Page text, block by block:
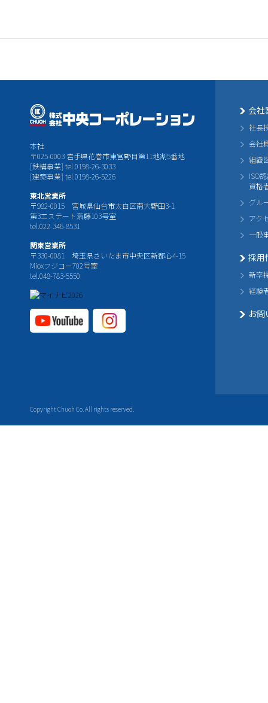
本社
〒025-0003 岩手県花巻市東宮野目第11地割5番地
[鉄構事業] tel.0198-26-3033
[建築事業] tel.0198-26-5226
東北営業所
〒982-0015 宮城県仙台市太白区南大野田3-1
第3エステート斎藤103号室
tel.022-346-8531
関東営業所
〒330-0081 埼玉県さいたま市中央区新都心4-15
Mioxフジコー702号室
tel.048-783-5550
Copyright Chuoh Co. All rights reserved.
会社
社長
会社
組織
ISO
資格
グル
アク
一般
採用
新卒
経験
お